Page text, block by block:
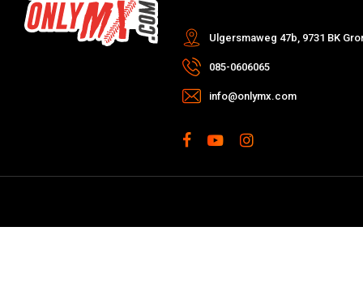
Ulgersmaweg 47b, 9731 BK
085-0606065
info@onlymx.com